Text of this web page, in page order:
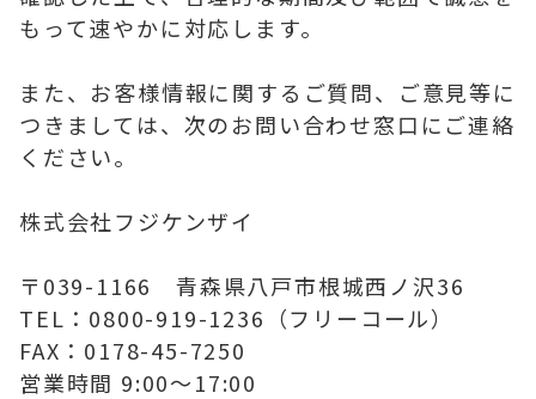
もって速やかに対応します。
また、お客様情報に関するご質問、ご意見等に
つきましては、次のお問い合わせ窓口にご連絡
ください。
株式会社フジケンザイ
〒039-1166 青森県八戸市根城西ノ沢36
TEL：0800-919-1236（フリーコール）
FAX：0178-45-7250
営業時間 9:00～17:00